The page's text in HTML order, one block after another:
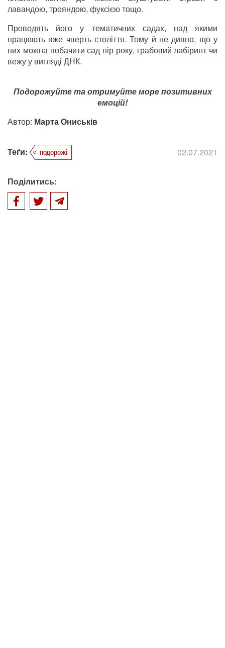
лавандою, трояндою, фуксією тощо.
Проводять його у тематичних садах, над якими
працюють вже чверть століття. Тому й не дивно, що у
них можна побачити сад пір року, грабовий лабіринт чи
вежу у вигляді ДНК.
Подорожуйте та отримуйте море позитивних
емоцій!
Автор: Марта Ониськів
Теґи: подорожі 02.07.2021
Поділитись: